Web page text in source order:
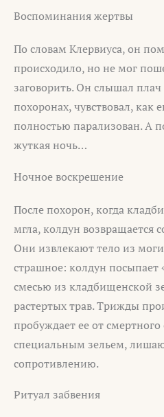
Воспоминания жертвы
По словам Клервиуса, он
происходило, но не мог
заговорить. Он слышал
похоронах, чувствовал, как
полностью парализован. А
жуткая ночь…
Ночное воскрешение
После похорон, когда
мгла, колдун
Они извлекают тело из
страшное: колдун посыпает
смесью из кладбищенской
растертых трав. Трижды
пробуждает ее от
специальным зельем,
сопротивлению.
Ритуал забвения